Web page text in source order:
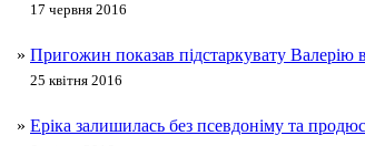
17 червня 2016
» Пригожин показав підстаркувату
25 квітня 2016
» Еріка залишилась без псевдоніму та